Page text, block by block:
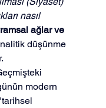
nasıl
ağlar ve
düşünme
modern